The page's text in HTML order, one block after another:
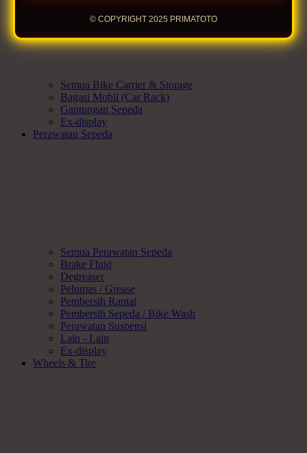
Semua Bike Carrier & Storage
Bagasi Mobil (Car Rack)
Gantungan Sepeda
Ex-display
Perawatan Sepeda
Semua Perawatan Sepeda
Brake Fluid
Degreaser
Pelumas / Grease
Pembersih Rantai
Pembersih Sepeda / Bike Wash
Perawatan Suspensi
Lain - Lain
Ex-display
Wheels & Tire
© COPYRIGHT 2025 PRIMATOTO